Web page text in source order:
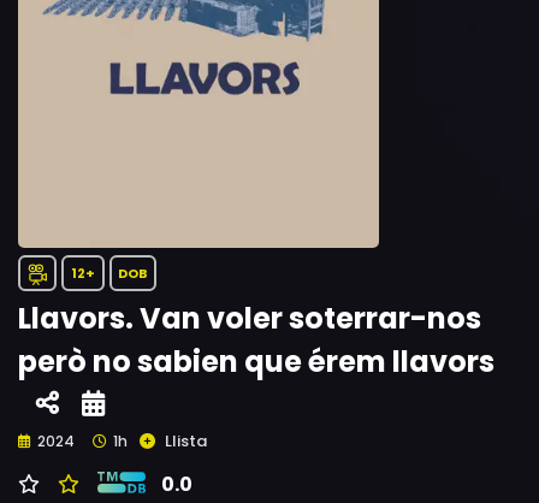
12+ DOB
Llavors. Van voler soterrar-nos
però no sabien que érem llavors
2024 1h Llista
0.0